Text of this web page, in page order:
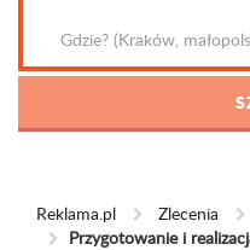
Reklama.pl Zlecenia
Przygotowanie i